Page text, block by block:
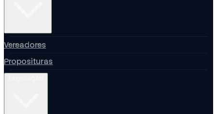
Vereadores
Proposituras